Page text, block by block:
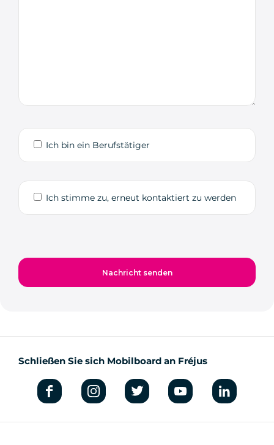
Ich bin ein Berufstätiger
Ich stimme zu, erneut kontaktiert zu werden
Schließen Sie sich Mobilboard an Fréjus